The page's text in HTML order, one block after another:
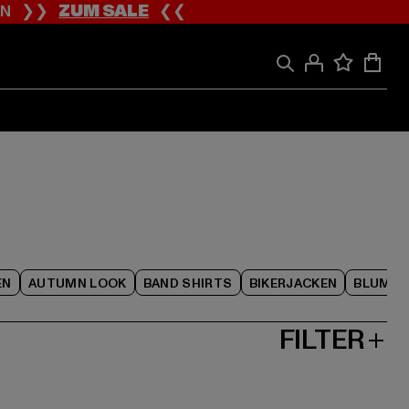
❯❯ZUM SALE❮❮
AUTUMN LOOK BAND SHIRTS BIKERJACKEN
FILTER